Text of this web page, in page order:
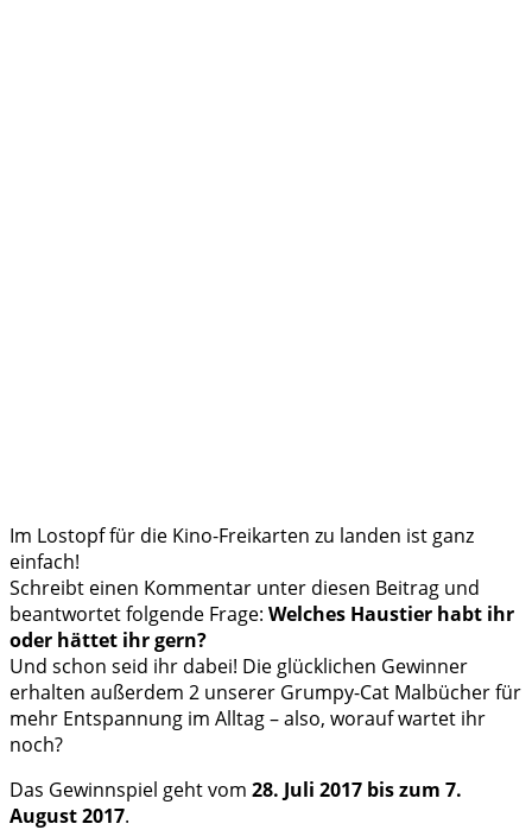
Im Lostopf für die Kino-Freikarten zu landen ist ganz
einfach!
Schreibt einen Kommentar unter diesen Beitrag und
beantwortet folgende Frage: Welches Haustier habt ihr
oder hättet ihr gern?
Und schon seid ihr dabei! Die glücklichen Gewinner
erhalten außerdem 2 unserer Grumpy-Cat Malbücher für
mehr Entspannung im Alltag – also, worauf wartet ihr
noch?
Das Gewinnspiel geht vom 28. Juli 2017 bis zum 7.
August 2017.